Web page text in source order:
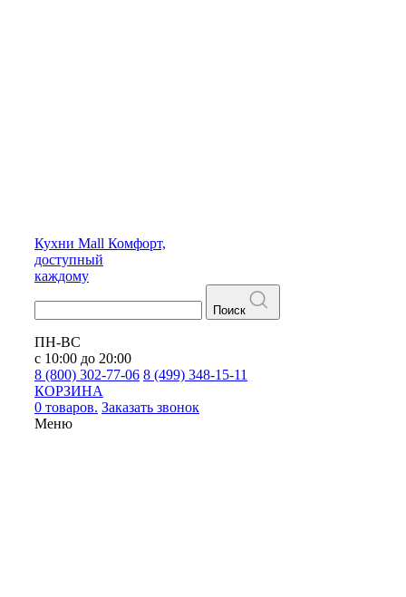
Кухни Mall Комфорт,
доступный
каждому
Поиск
ПН-ВС
с 10:00 до 20:00
8 (800) 302-77-06 8 (499) 348-15-11
КОРЗИНА
0 товаров. Заказать звонок
Меню